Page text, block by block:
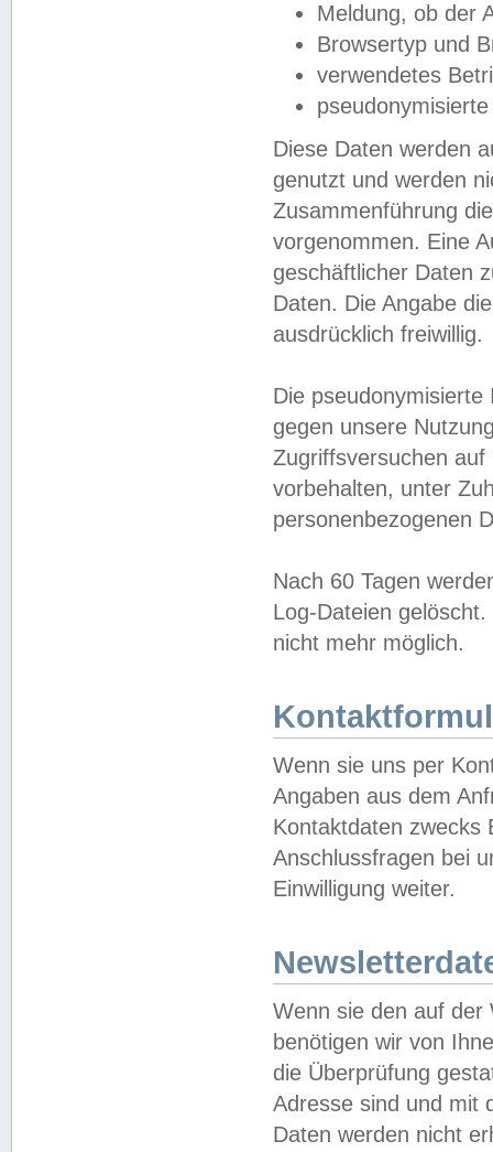
Meldung, ob der
Browsertyp und
verwendetes
Diese Daten werden
genutzt und werden
Zusammenführung
vorgenommen. Eine
geschäftlicher Daten
Daten. Die Angabe
ausdrücklich freiwillig.
Die
gegen unsere
Zugriffsversuchen
vorbehalten, unter
personenbezogenen
Nach 60 Tagen
Log-Dateien
nicht mehr möglich.
Wenn sie uns per
Angaben aus dem
Kontaktdaten zwecks
Anschlussfragen bei
Einwilligung weiter.
Wenn sie den auf der
benötigen wir von
die Überprüfung
Adresse sind und mit
Daten werden nicht